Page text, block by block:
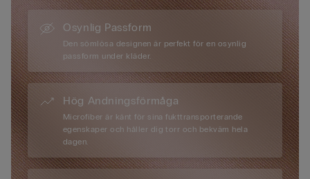
Osynlig Passform
Den sömlösa designen är perfekt för en osynlig
passform under kläder.
Hög Andningsförmåga
Microfiber är känt för sina fukttransporterande
egenskaper och håller dig torr och bekväm hela
dagen.